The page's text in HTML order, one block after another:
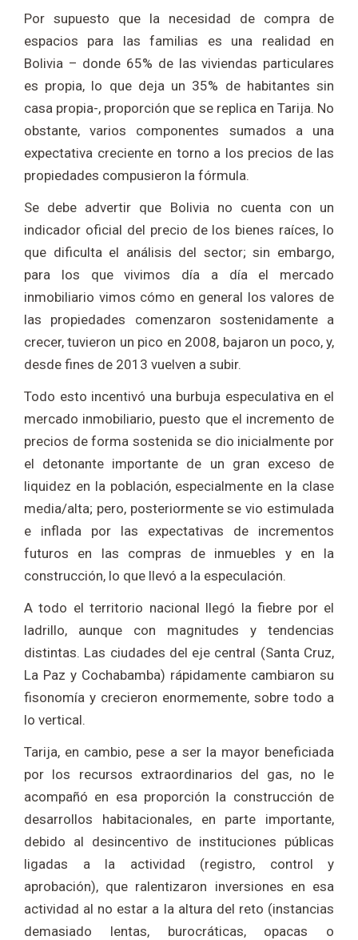
Por supuesto que la necesidad de compra de
espacios para las familias es una realidad en
Bolivia – donde 65% de las viviendas particulares
es propia, lo que deja un 35% de habitantes sin
casa propia-, proporción que se replica en Tarija. No
obstante, varios componentes sumados a una
expectativa creciente en torno a los precios de las
propiedades compusieron la fórmula.
Se debe advertir que Bolivia no cuenta con un
indicador oficial del precio de los bienes raíces, lo
que dificulta el análisis del sector; sin embargo,
para los que vivimos día a día el mercado
inmobiliario vimos cómo en general los valores de
las propiedades comenzaron sostenidamente a
crecer, tuvieron un pico en 2008, bajaron un poco, y,
desde fines de 2013 vuelven a subir.
Todo esto incentivó una burbuja especulativa en el
mercado inmobiliario, puesto que el incremento de
precios de forma sostenida se dio inicialmente por
el detonante importante de un gran exceso de
liquidez en la población, especialmente en la clase
media/alta; pero, posteriormente se vio estimulada
e inflada por las expectativas de incrementos
futuros en las compras de inmuebles y en la
construcción, lo que llevó a la especulación.
A todo el territorio nacional llegó la fiebre por el
ladrillo, aunque con magnitudes y tendencias
distintas. Las ciudades del eje central (Santa Cruz,
La Paz y Cochabamba) rápidamente cambiaron su
fisonomía y crecieron enormemente, sobre todo a
lo vertical.
Tarija, en cambio, pese a ser la mayor beneficiada
por los recursos extraordinarios del gas, no le
acompañó en esa proporción la construcción de
desarrollos habitacionales, en parte importante,
debido al desincentivo de instituciones públicas
ligadas a la actividad (registro, control y
aprobación), que ralentizaron inversiones en esa
actividad al no estar a la altura del reto (instancias
demasiado lentas, burocráticas, opacas o